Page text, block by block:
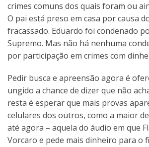
crimes comuns dos quais foram ou
O pai está preso em casa por causa
fracassado. Eduardo foi condenado
Supremo. Mas não há nenhuma
por participação em crimes com
Pedir busca e apreensão agora é
ungido a chance de dizer que não
resta é esperar que mais provas
celulares dos outros, como a maior
até agora – aquela do áudio em que
Vorcaro e pede mais dinheiro para o